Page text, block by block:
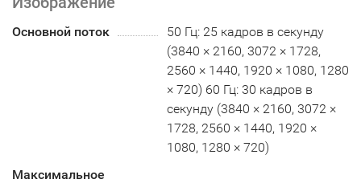
Основной поток
50 Гц: 25 кадров в секунду
(3840 × 2160, 3072 × 1728,
2560 × 1440, 1920 × 1080, 1280
× 720) 60 Гц: 30 кадров в
секунду (3840 × 2160, 3072 ×
1728, 2560 × 1440, 1920 ×
1080, 1280 × 720)
Максимальное